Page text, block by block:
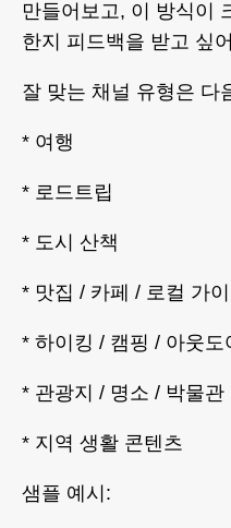
만들어보고, 이 방식이
한지 피드백을 받고 싶
잘 맞는 채널 유형은 다
* 여행
* 로드트립
* 도시 산책
* 맛집 / 카페 / 로컬 가
* 하이킹 / 캠핑 / 아웃도
* 관광지 / 명소 / 박물관
* 지역 생활 콘텐츠
샘플 예시: